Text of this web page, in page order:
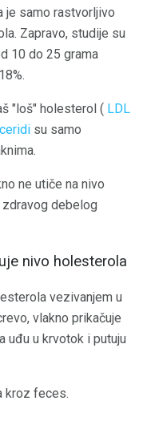
je samo rastvorljivo
Zapravo, studije su
10 do 25 grama
"loš" holesterol ( LDL
su samo
ne utiče na nivo
zdravog debelog
nivo holesterola
vezivanjem u
vlakno prikačuje
uđu u krvotok i putuju
kroz feces.